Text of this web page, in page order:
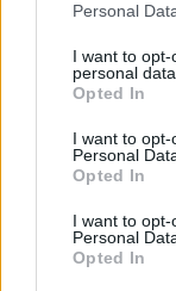
Personal
I want to
personal data.
Opted In
I want to
Personal
Opted In
I want to
Personal
Opted In